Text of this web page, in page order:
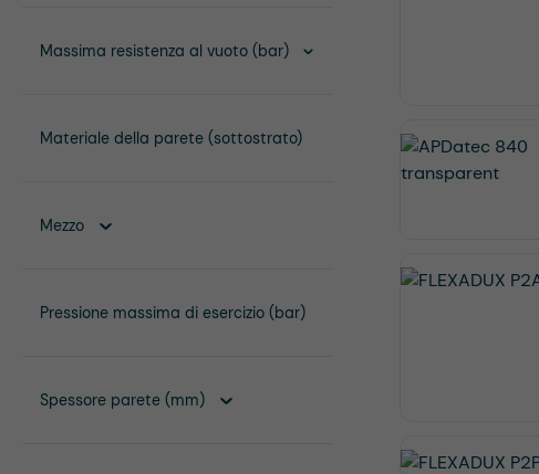
Massima resistenza al vuoto (bar)
Materiale della parete (sottostrato)
Mezzo
Pressione massima di esercizio (bar)
Spessore parete (mm)